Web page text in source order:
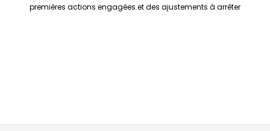
premières actions engagées et des ajustements à arrêter